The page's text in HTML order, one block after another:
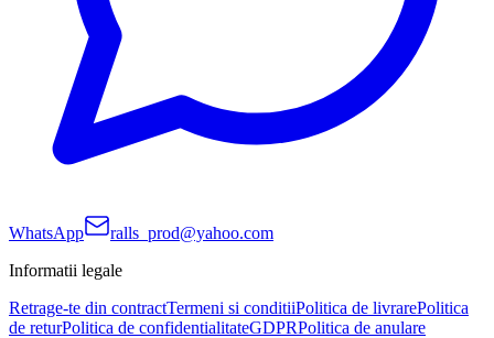
WhatsApp
ralls_prod@yahoo.com
Informatii legale
Retrage-te din contractTermeni si conditiiPolitica de livrarePolitica
de returPolitica de confidentialitateGDPRPolitica de anulare